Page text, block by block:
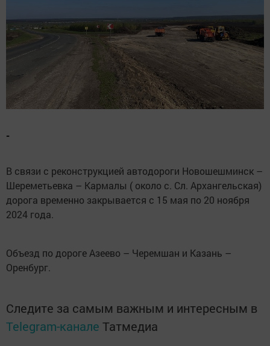
-
В связи с реконструкцией автодороги Новошешминск –
Шереметьевка – Кармалы ( около с. Сл. Архангельская)
дорога временно закрывается с 15 мая по 20 ноября
2024 года.
Объезд по дороге Азеево – Черемшан и Казань –
Оренбург.
Следите за самым важным и интересным в
Telegram-канале Татмедиа